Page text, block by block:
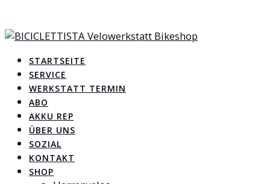
content
+41 61 693 42 22
info@biciclettista.ch
STARTSEITE
SERVICE
WERKSTATT TERMIN
ABO
AKKU REP
ÜBER UNS
SOZIAL
KONTAKT
SHOP